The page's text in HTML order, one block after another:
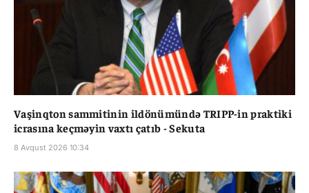
Vaşinqton sammitinin ildönümündə TRIPP-in praktiki
icrasına keçməyin vaxtı çatıb - Sekuta
8 Avqust 2026 10:34